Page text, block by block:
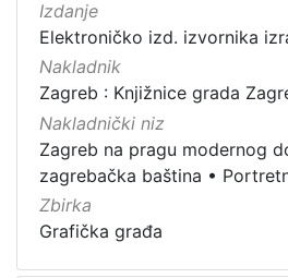
Izdanje
Elektroničko izd. izvornika
Nakladnik
Zagreb : Knjižnice grada
Nakladnički niz
Zagreb na pragu modernog
zagrebačka baština •
Zbirka
Grafička građa